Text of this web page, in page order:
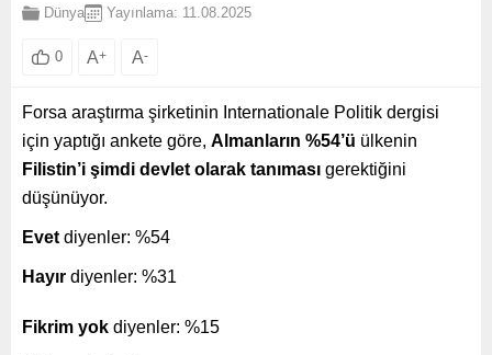
Dünya Yayınlama: 11.08.2025
0 A+ A-
Forsa araştırma şirketinin Internationale Politik dergisi
için yaptığı ankete göre, Almanların %54’ü ülkenin
Filistin’i şimdi devlet olarak tanıması gerektiğini
düşünüyor.
Evet diyenler: %54
Hayır diyenler: %31
Fikrim yok diyenler: %15